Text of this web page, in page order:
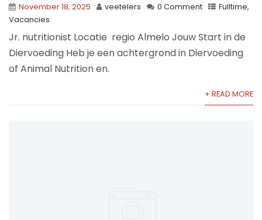
November 18, 2025 veetelers 0 Comment Fulltime,
Vacancies
Jr. nutritionist Locatie regio Almelo Jouw Start in de
Diervoeding Heb je een achtergrond in Diervoeding
of Animal Nutrition en.
+ READ MORE